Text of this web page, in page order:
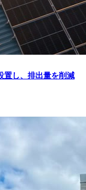
し、排出量を削減